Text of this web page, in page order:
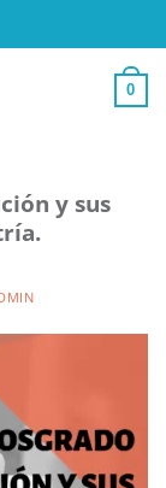
0
y sus